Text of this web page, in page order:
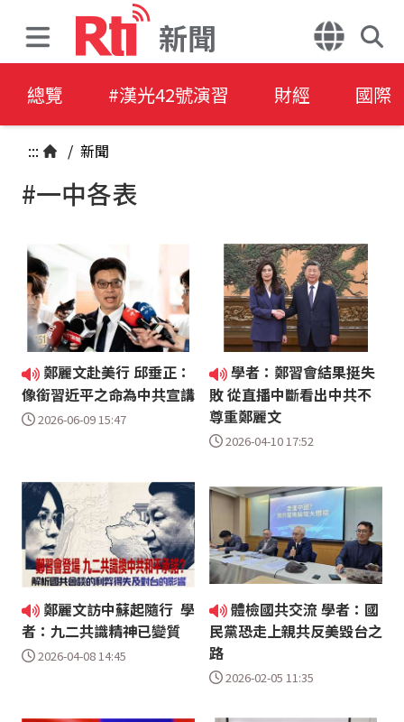
新聞
總覽 #漢光42號演習 財經 國際
::: / 新聞
#一中各表
鄭麗文赴美行 邱垂正：
像銜習近平之命為中共宣講
2026-06-09 15:47
學者：鄭習會結果挺失
敗 從直播中斷看出中共不
尊重鄭麗文
2026-04-10 17:52
鄭麗文訪中蘇起隨行 學
者：九二共識精神已變質
2026-04-08 14:45
體檢國共交流 學者：國
民黨恐走上親共反美毀台之
路
2026-02-05 11:35